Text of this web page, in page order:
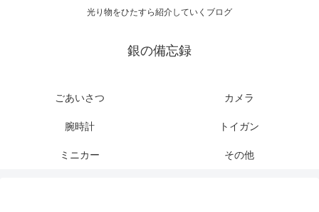
光り物をひたすら紹介していくブログ
銀の備忘録
ごあいさつ カメラ
腕時計 トイガン
ミニカー その他